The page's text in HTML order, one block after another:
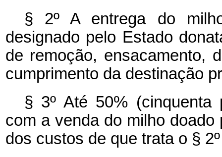
§ 2º A entrega do
designado pelo Estado
de remoção, ensacamento,
cumprimento da destinação
§ 3º Até 50%
com a venda do milho
dos custos de que trata o §